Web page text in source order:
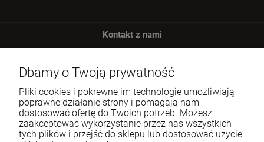
Kontakt z nami
Zadzwoń lub napisz do nas
Tel.:
+48 516 452 080
E-mail: kontakt@wiernibogu.pl
Dbamy o Twoją prywatność
Pliki cookies i pokrewne im technologie umożliwiają
poprawne działanie strony i pomagają nam
dostosować ofertę do Twoich potrzeb. Możesz
zaakceptować wykorzystanie przez nas wszystkich
tych plików i przejść do sklepu lub dostosować użycie